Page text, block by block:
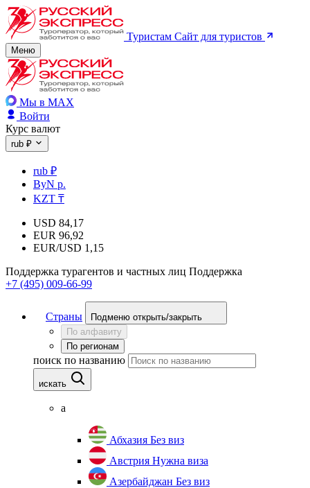
Туристам Сайт для туристов
Меню
Мы в MAX
Войти
Курс валют
rub ₽
rub ₽
ByN р.
KZT ₸
USD 84,17
EUR 96,92
EUR/USD 1,15
Поддержка турагентов и частных лиц Поддержка
+7 (495) 009-66-99
Страны
Подменю открыть/закрыть
По алфавиту
По регионам
поиск по названию
искать
а
Абхазия Без виз
Австрия Нужна виза
Азербайджан Без виз